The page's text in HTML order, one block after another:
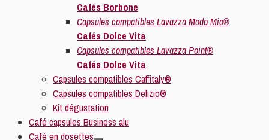
Cafés Borbone
Capsules compatibles Lavazza Modo Mio®
Cafés Dolce Vita
Capsules compatibles Lavazza Point®
Cafés Dolce Vita
Capsules compatibles Caffitaly®
Capsules compatibles Delizio®
Kit dégustation
Café capsules Business alu
Café en dosettes